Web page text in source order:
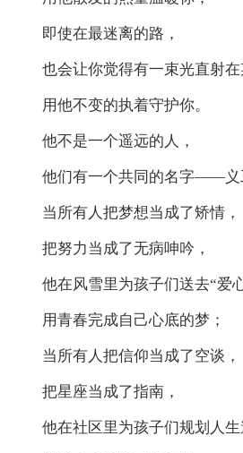
即使在最迷离的路，
也会让你觉得有一束光直射在
用他不变的执着守护你。
他不是一个遥远的人，
他们有一个共同的名字——义
当所有人把梦想当成了矫情，
把努力当成了无病呻吟，
他在风雪里为孩子们送去“爱心
用青春完成自己心底的梦；
当所有人把信仰当成了空谈，
把星座当成了指南，
他在社区里为孩子们规划人生